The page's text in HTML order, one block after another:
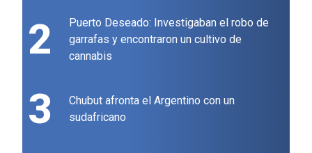
2
Puerto Deseado: Investigaban el robo de
garrafas y encontraron un cultivo de
cannabis
3
Chubut afronta el Argentino con un
sudafricano